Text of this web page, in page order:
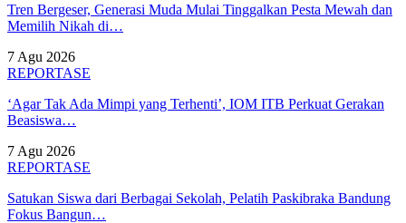
Tren Bergeser, Generasi Muda Mulai Tinggalkan Pesta Mewah dan
Memilih Nikah di…
7 Agu 2026
REPORTASE
‘Agar Tak Ada Mimpi yang Terhenti’, IOM ITB Perkuat Gerakan
Beasiswa…
7 Agu 2026
REPORTASE
Satukan Siswa dari Berbagai Sekolah, Pelatih Paskibraka Bandung
Fokus Bangun…